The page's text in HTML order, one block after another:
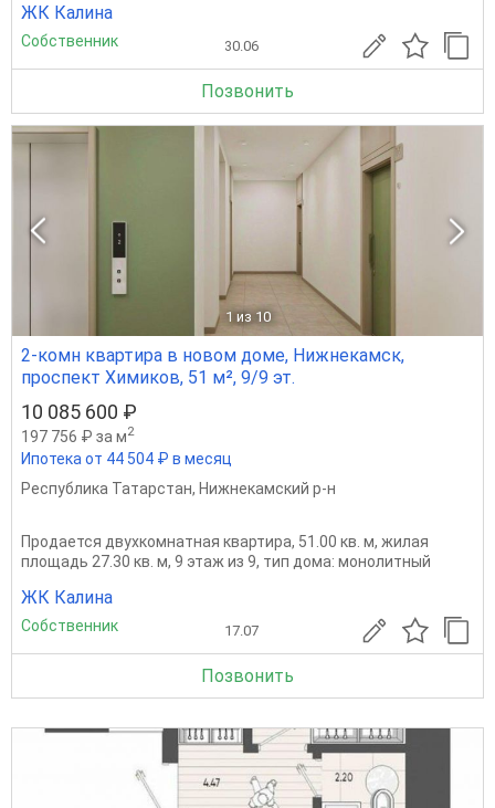
ЖК Калина
Собственник 30.06
Позвонить
1 из 10
2-комн квартира в новом доме, Нижнекамск,
проспект Химиков, 51 м², 9/9 эт.
10 085 600 ₽
197 756 ₽ за м2
Ипотека от 44 504 ₽ в месяц
Республика Татарстан, Нижнекамский р-н
Продается двухкомнатная квартира, 51.00 кв. м, жилая
площадь 27.30 кв. м, 9 этаж из 9, тип дома: монолитный
ЖК Калина
Собственник 17.07
Позвонить